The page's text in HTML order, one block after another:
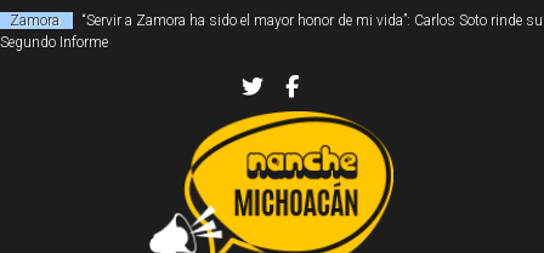
Zamora
“Servir a Zamora ha sido el mayor honor de mi vida”: Carlos Soto rinde su
Segundo Informe